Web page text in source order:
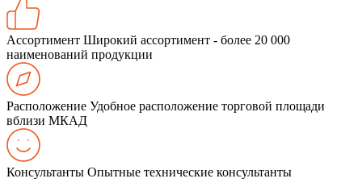
Ассортимент Широкий ассортимент - более 20 000
наименований продукции
Расположение Удобное расположение торговой площади
вблизи МКАД
Консультанты Опытные технические консультанты